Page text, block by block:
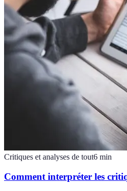
Critiques et analyses de tout6 min
Comment interpréter les